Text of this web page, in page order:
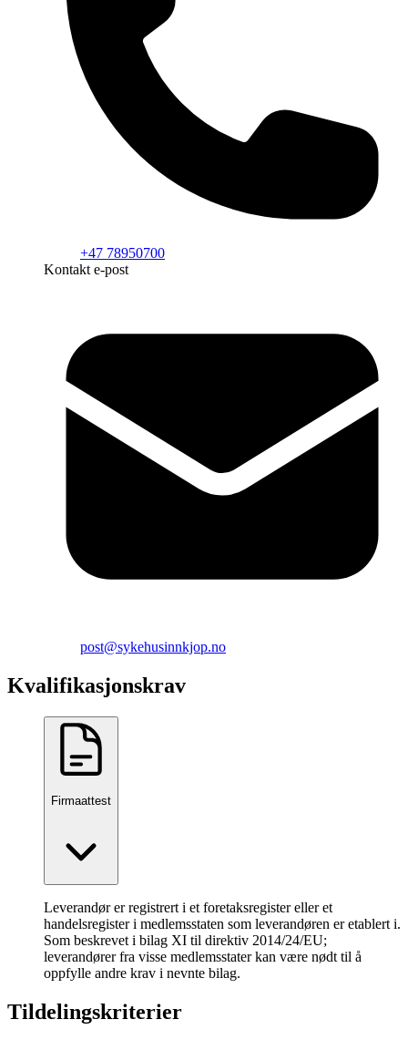
+47 78950700
Kontakt e-post
post@sykehusinnkjop.no
Kvalifikasjonskrav
Firmaattest
Leverandør er registrert i et foretaksregister eller et
handelsregister i medlemsstaten som leverandøren er etablert i.
Som beskrevet i bilag XI til direktiv 2014/24/EU;
leverandører fra visse medlemsstater kan være nødt til å
oppfylle andre krav i nevnte bilag.
Tildelingskriterier